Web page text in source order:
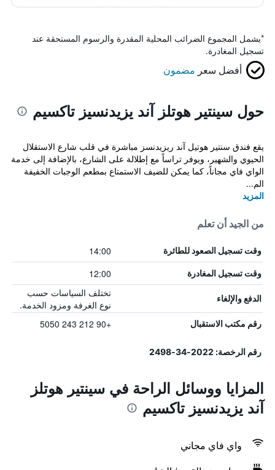
*يشمل المجموع الضرائب المحلية المقدرة والرسوم المستحقة عند
تسجيل المغادرة.
أفضل سعر مضمون
حول سينتير هوتلز آند يزيدنسيز تاكسيم
يقع فندق سنتير هوتيل آند ريزيدنسز مباشرة في قلب شارع الاستقلال
الحيوي والشهير، ويوفر تراساً مع إطلالة على الشارع، بالإضافة إلى خدمة
الواي فاي مجاناً، كما يمكن للضيف الاستمتاع بمطعم الوجبات الخفيفة
الم...
المزيد
من الجيد أن تعلم
وقت تسجيل الصعود للطائرة 14:00
وقت تسجيل المغادرة 12:00
الدفع والإلغاء
تختلف السياسات حسب
نوع الغرفة ومزود الخدمة.
رقم مكتب الاستقبال +90 212 243 5050
رقم الرخصة: 2022-34-2498
المزايا ووسائل الراحة في سينتير هوتلز
آند يزيدنسيز تاكسيم
واي فاي مجاني